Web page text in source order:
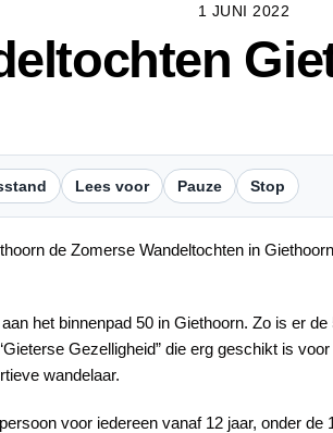
1 JUNI 2022
Lees voor Pauze Stop
de Zomerse Wandeltochten in
het binnenpad 50 in Giethoorn. Zo is er
Gezelligheid” die erg geschikt is
wandelaar.
voor iedereen vanaf 12 jaar, onder